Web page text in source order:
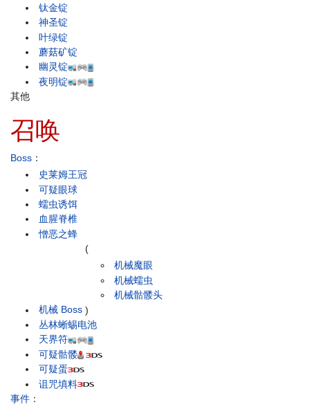
钛金锭
神圣锭
叶绿锭
蘑菇矿锭
幽灵锭
夜明锭
其他
召唤
Boss ：
史莱姆王冠
可疑眼球
蠕虫诱饵
血腥脊椎
憎恶之蜂
机械 Boss
(
机械魔眼
机械蠕虫
机械骷髅头
)
丛林蜥蜴电池
天界符
可疑骷髅
可疑蛋
诅咒填料
事件 ：